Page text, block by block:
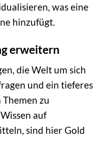
was eine
hinzufügt.
erweitern
die Welt um sich
und ein tieferes
zu
auf
sind hier Gold